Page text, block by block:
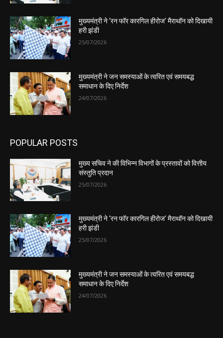
मुख्यमंत्री ने ‘रन फॉर कारगिल हीरोज’ मैराथॉन को दिखायी
हरी झंडी
25/07/2026
मुख्यमंत्री ने जन समस्याओं के त्वरित एवं समयबद्ध
समाधान के दिए निर्देश
24/07/2026
POPULAR POSTS
मुख्य सचिव ने की विभिन्न विभागों के प्रस्तावों को वित्तीय
संस्तुति प्रदान
25/07/2026
मुख्यमंत्री ने ‘रन फॉर कारगिल हीरोज’ मैराथॉन को दिखायी
हरी झंडी
25/07/2026
मुख्यमंत्री ने जन समस्याओं के त्वरित एवं समयबद्ध
समाधान के दिए निर्देश
24/07/2026